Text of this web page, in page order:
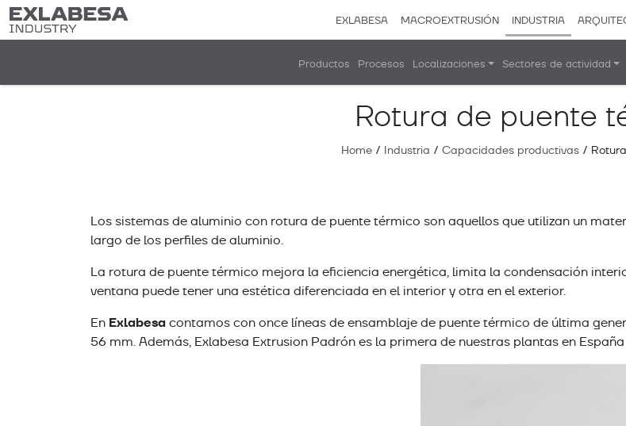
EXLABESA MACROEXTRUSIÓN INDUSTRIA
Productos Procesos Localizaciones Sectores de actividad
Rotura de puente
Home / Industria / Capacidades productivas /
Los sistemas de aluminio con rotura de puente térmico son aquellos que utilizan un
largo de los perfiles de aluminio.
La rotura de puente térmico mejora la eficiencia energética, limita la condensación
ventana puede tener una estética diferenciada en el interior y otra en el exterior.
En Exlabesacontamos con once líneas de ensamblaje de puente térmico de última
56 mm. Además, Exlabesa Extrusion Padrón es la primera de nuestras plantas en